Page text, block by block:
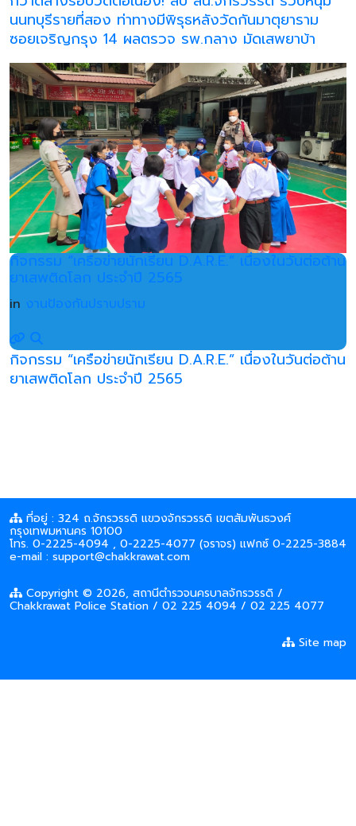
นนทบุรีรายที่สอง ท่าทางมีพิรุธหลังวัดกันมาตุยาราม
ซอยเจริญกรุง 14 ผลตรวจ รพ.กลาง มัดเสพยาบ้า
กิจกรรม “เครือข่ายนักเรียน D.A.R.E.” เนื่องในวันต่อต้าน
ยาเสพติดโลก ประจำปี 2565
in งานป้องกันปราบปราม
กิจกรรม “เครือข่ายนักเรียน D.A.R.E.” เนื่องในวันต่อต้าน
ยาเสพติดโลก ประจำปี 2565
ที่อยู่ : 324 ถ.จักรวรรดิ แขวงจักรวรรดิ เขตสัมพันธวงศ์
กรุงเทพมหานคร 10100
โทร. 0-2225-4094 , 0-2225-4077 (จราจร) แฟกซ์ 0-2225-3884
e-mail : support@chakkrawat.com
Copyright © 2026, สถานีตำรวจนครบาลจักรวรรดิ /
Chakkrawat Police Station / 02 225 4094 / 02 225 4077
Site map